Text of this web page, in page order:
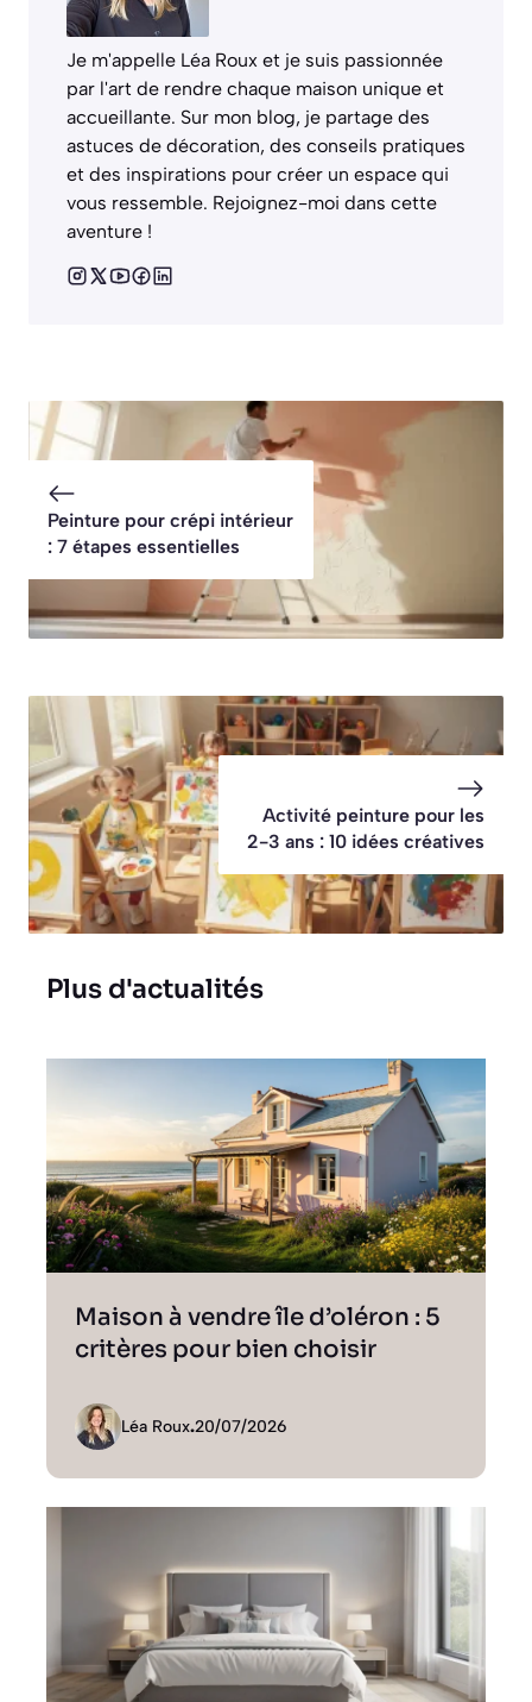
Je m'appelle Léa Roux et je suis passionnée
par l'art de rendre chaque maison unique et
accueillante. Sur mon blog, je partage des
astuces de décoration, des conseils pratiques
et des inspirations pour créer un espace qui
vous ressemble. Rejoignez-moi dans cette
aventure !
Peinture pour crépi intérieur
: 7 étapes essentielles
Activité peinture pour les
2-3 ans : 10 idées créatives
Plus d'actualités
Maison à vendre île d’oléron : 5
critères pour bien choisir
Léa Roux.20/07/2026